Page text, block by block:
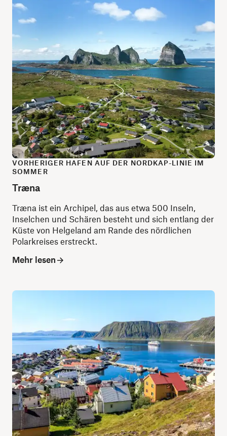
VORHERIGER HAFEN AUF DER NORDKAP-LINIE IM
SOMMER
Træna
Træna ist ein Archipel, das aus etwa 500 Inseln,
Inselchen und Schären besteht und sich entlang der
Küste von Helgeland am Rande des nördlichen
Polarkreises erstreckt.
Mehr lesen